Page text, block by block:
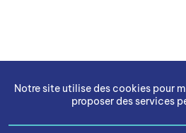
Notre site utilise des cookies pour
proposer des services